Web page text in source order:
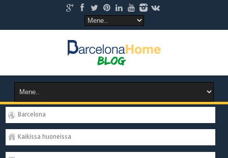
Barcelona
Kaikissa huoneissa